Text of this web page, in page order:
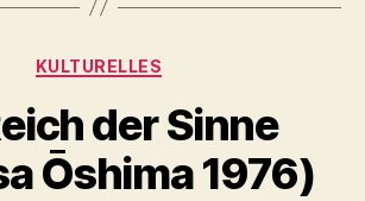
Kategorien
KULTURELLES
der Sinne
Ōshima 1976)